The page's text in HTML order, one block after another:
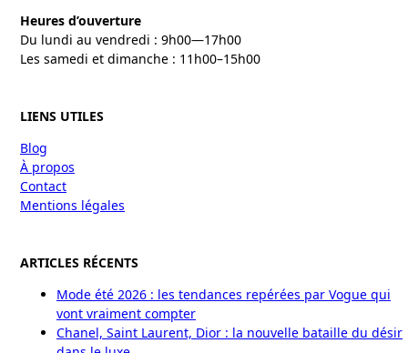
Heures d’ouverture
Du lundi au vendredi : 9h00—17h00
Les samedi et dimanche : 11h00–15h00
LIENS UTILES
Blog
À propos
Contact
Mentions légales
ARTICLES RÉCENTS
Mode été 2026 : les tendances repérées par Vogue qui
vont vraiment compter
Chanel, Saint Laurent, Dior : la nouvelle bataille du désir